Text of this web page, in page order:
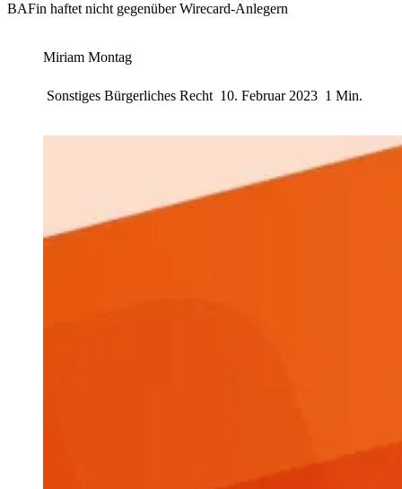
BAFin haftet nicht gegenüber Wirecard-Anlegern
Miriam Montag
Sonstiges Bürgerliches Recht 10. Februar 2023 1 Min.